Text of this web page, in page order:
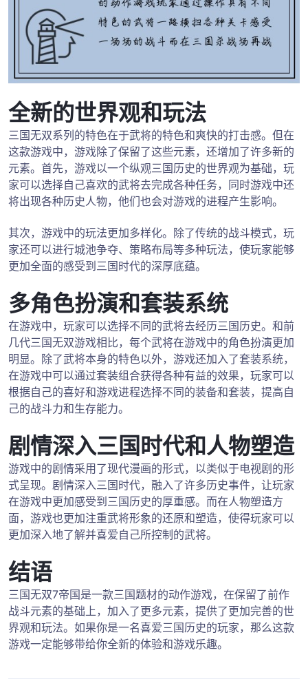
全新的世界观和玩法
三国无双系列的特色在于武将的特色和爽快的打击感。但在
这款游戏中，游戏除了保留了这些元素，还增加了许多新的
元素。首先，游戏以一个纵观三国历史的世界观为基础，玩
家可以选择自己喜欢的武将去完成各种任务，同时游戏中还
将出现各种历史人物，他们也会对游戏的进程产生影响。
其次，游戏中的玩法更加多样化。除了传统的战斗模式，玩
家还可以进行城池争夺、策略布局等多种玩法，使玩家能够
更加全面的感受到三国时代的深厚底蕴。
多角色扮演和套装系统
在游戏中，玩家可以选择不同的武将去经历三国历史。和前
几代三国无双游戏相比，每个武将在游戏中的角色扮演更加
明显。除了武将本身的特色以外，游戏还加入了套装系统，
在游戏中可以通过套装组合获得各种有益的效果，玩家可以
根据自己的喜好和游戏进程选择不同的装备和套装，提高自
己的战斗力和生存能力。
剧情深入三国时代和人物塑造
游戏中的剧情采用了现代漫画的形式，以类似于电视剧的形
式呈现。剧情深入三国时代，融入了许多历史事件，让玩家
在游戏中更加感受到三国历史的厚重感。而在人物塑造方
面，游戏也更加注重武将形象的还原和塑造，使得玩家可以
更加深入地了解并喜爱自己所控制的武将。
结语
三国无双7帝国是一款三国题材的动作游戏，在保留了前作
战斗元素的基础上，加入了更多元素，提供了更加完善的世
界观和玩法。如果你是一名喜爱三国历史的玩家，那么这款
游戏一定能够带给你全新的体验和游戏乐趣。